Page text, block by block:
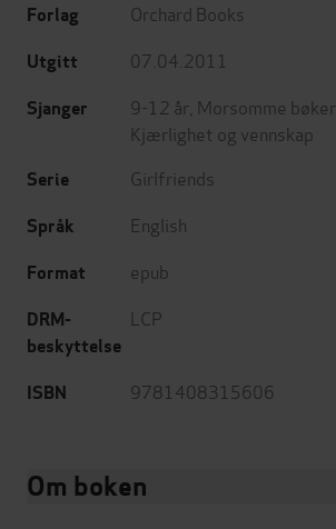
Forlag Orchard Books
Utgitt 07.04.2011
Sjanger 9-12 år Morsomme bøker
Kjærlighet og vennskap
Serie Girlfriends
Språk English
Format epub
DRM-
beskyttelse
LCP
ISBN 9781408315606
Om boken